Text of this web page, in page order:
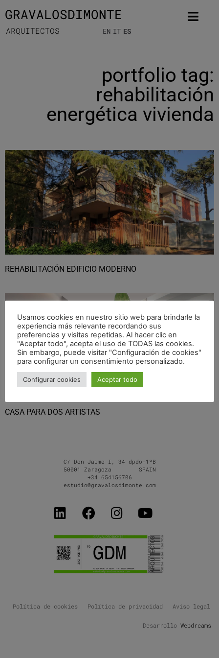
GRAVALOSDIMONTE
ARQUITECTOS EN IT ES
portfolio tag:
rehabilitación
energética vivienda
REHABILITACIÓN EDIFICIO MODERNO
CASA PARA DOS ARTISTAS
C/ Don Jaime I, 34 dpdo-1ºB
50001 Zaragoza SPAIN
+34 654156706
estudio@gravalosdimonte.com
Política de cookies Política de privacidad Aviso legal
Desarrollo Webdreams
Usamos cookies en nuestro sitio web para brindarle la
experiencia más relevante recordando sus
preferencias y visitas repetidas. Al hacer clic en
"Aceptar todo", acepta el uso de TODAS las cookies.
Sin embargo, puede visitar "Configuración de cookies"
para configurar un consentimiento personalizado.
Configurar cookies Aceptar todo